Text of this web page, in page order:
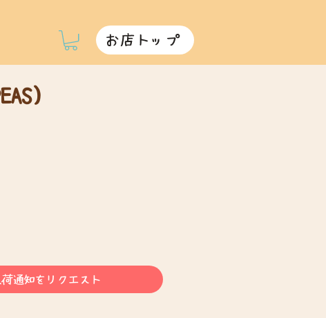
お店トップ
荷通知をリクエスト